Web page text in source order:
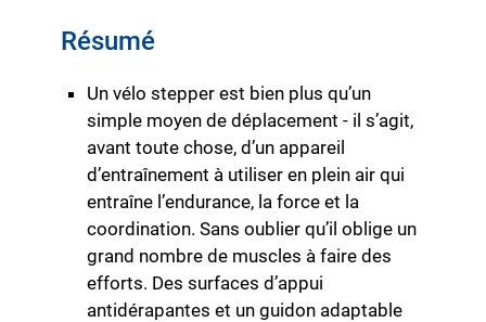
Résumé
Un vélo stepper est bien plus qu’un
simple moyen de déplacement - il s’agit,
avant toute chose, d’un appareil
d’entraînement à utiliser en plein air qui
entraîne l’endurance, la force et la
coordination. Sans oublier qu’il oblige un
grand nombre de muscles à faire des
efforts. Des surfaces d’appui
antidérapantes et un guidon adaptable